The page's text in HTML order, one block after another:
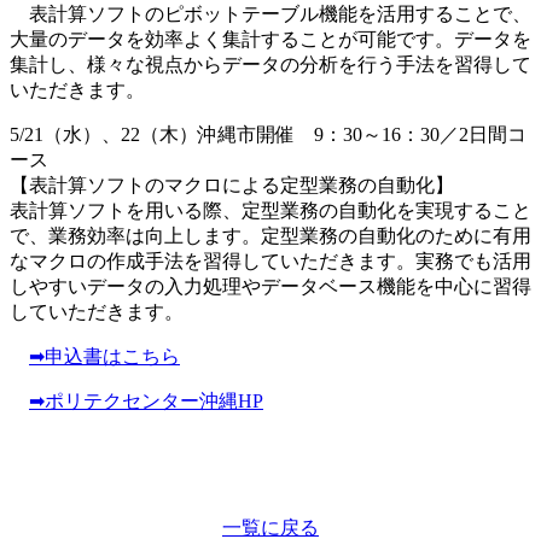
表計算ソフトのピボットテーブル機能を活用することで、
大量のデータを効率よく集計することが可能です。データを
集計し、様々な視点からデータの分析を行う手法を習得して
いただきます。
5/21（水）、22（木）沖縄市開催 9：30～16：30／2日間コ
ース
【表計算ソフトのマクロによる定型業務の自動化】
表計算ソフトを用いる際、定型業務の自動化を実現すること
で、業務効率は向上します。定型業務の自動化のために有用
なマクロの作成手法を習得していただきます。実務でも活用
しやすいデータの入力処理やデータベース機能を中心に習得
していただきます。
➡申込書はこちら
➡ポリテクセンター沖縄HP
一覧に戻る